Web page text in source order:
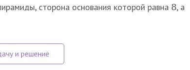
сторона основания которой равна 8, а